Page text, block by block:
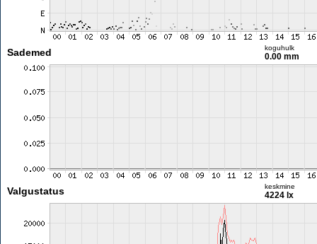
Sademed koguhulk
0.00 mm
Valgustatus keskmine
4224 lx